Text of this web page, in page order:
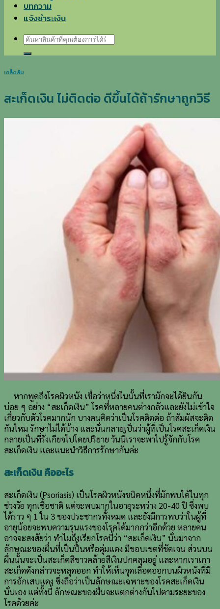
บทความ
แจ้งชำระเงิน
ค้นหา:
เคล็ดลับ
สะเก็ดเงิน ไม่ติดต่อ ดีขึ้นได้ถ้ารักษาถูกวิธี
หากพูดถึงโรคผิวหนัง เชื่อว่าหนึ่งในนั้นที่เรามักจะได้ยินกัน
บ่อย ๆ อย่าง “สะเก็ดเงิน” โรคที่หลายคนต่างกลัวและยังไม่เข้าใจ
เกี่ยวกับตัวโรคมากนัก บางคนคิดว่าเป็นโรคติดต่อ ถ้าสัมผัสจะติด
กันไหม รักษาไม่ได้บ้าง และนั่นกลายเป็นว่าผู้ที่เป็นโรคสะเก็ดเงิน
กลายเป็นที่รังเกียจไปโดยปริยาย วันนี้เราจะพาไปรู้จักกับโรค
สะเก็ดเงิน และแนะนำวิธีการรักษากันค่ะ
สะเก็ดเงิน คืออะไร
สะเก็ดเงิน (Psoriasis) เป็นโรคผิวหนังชนิดหนึ่งที่มักพบได้ในทุก
ช่วงวัย ทุกเชื้อชาติ แต่จะพบมากในอายุระหว่าง 20-40 ปี ซึ่งพบ
ได้ราว ๆ 1 ใน 3 ของประชากรทั้งหมด และยังมีการพบว่าในผู้ที่
อายุน้อยจะพบความรุนแรงของโรคได้มากกว่าอีกด้วย หลายคน
อาจจะสงสัยว่า ทำไมถึงเรียกโรคนี้ว่า “สะเก็ดเงิน” นั่นมาจาก
ลักษณะของผื่นที่เป็นปื้นหรือตุ่มแดง มีขอบเขตที่ชัดเจน ส่วนบน
ผื่นนั้นจะเป็นสะเก็ดสีขาวคล้ายสีเงินปกคลุมอยู่ และหากเราเกา
สะเก็ดดังกล่าวจะหลุดออก ทำให้เห็นจุดเลือดออกบนผิวหนังที่มี
การอักเสบแดง ซึ่งถือว่าเป็นลักษณะเฉพาะของโรคสะเก็ดเงิน
นั่นเอง แต่ทั้งนี้ ลักษณะของผื่นจะแตกต่างกันไปตามระยะของ
โรคด้วยค่ะ